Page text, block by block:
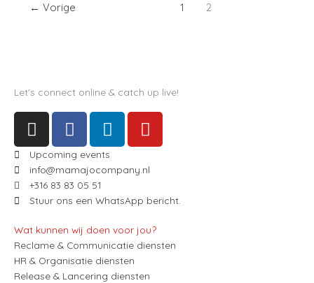
← Vorige 1 2
Let's connect online & catch up live!
I
n
s
t
a
g
r
a
m
F
a
c
e
b
o
o
k
L
i
n
k
d
i
n
Y
o
t
b
e
Upcoming events
info@mamajocompany.nl
+316 83 83 05 51
Stuur ons een WhatsApp bericht.
Wat kunnen wij doen voor jou?
Reclame & Communicatie diensten
HR & Organisatie diensten
Release & Lancering diensten